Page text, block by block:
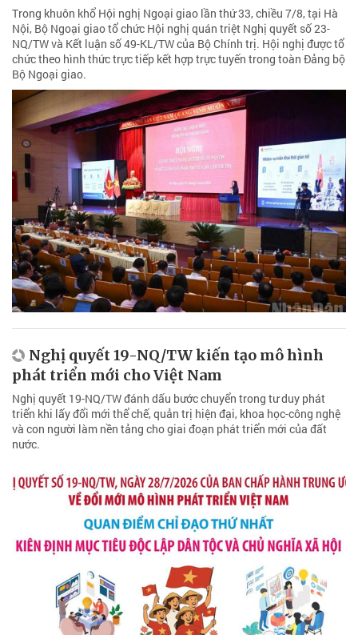
Trong khuôn khổ Hội nghị Ngoại giao lần thứ 33, chiều 7/8, tại Hà
Nội, Bộ Ngoại giao tổ chức Hội nghị quán triệt Nghị quyết số 23-
NQ/TW và Kết luận số 49-KL/TW của Bộ Chính trị. Hội nghị được tổ
chức theo hình thức trực tiếp kết hợp trực tuyến trong toàn Đảng bộ
Bộ Ngoại giao.
Nghị quyết 19-NQ/TW kiến tạo mô hình
phát triển mới cho Việt Nam
Nghị quyết 19-NQ/TW đánh dấu bước chuyển trong tư duy phát
triển khi lấy đổi mới thể chế, quản trị hiện đại, khoa học-công nghệ
và con người làm nền tảng cho giai đoạn phát triển mới của đất
nước.